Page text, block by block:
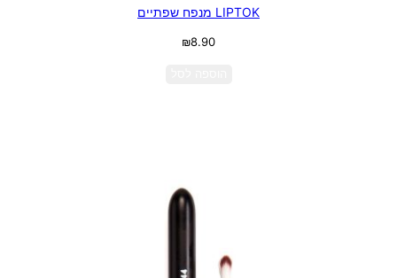
LIPTOK מנפח שפתיים
₪8.90